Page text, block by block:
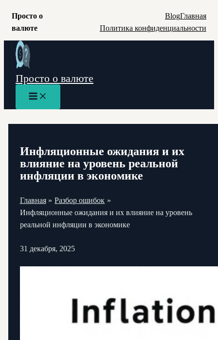
Просто о
валюте
BlogГлавная
Политика конфиденциальности
Перейти
содержимому
Просто о валюте
Main
Menu
Инфляционные ожидания и их
влияние на уровень реальной
инфляции в экономике
Главная
Разбор ошибок
Инфляционные ожидания и их влияние на уровень
реальной инфляции в экономике
31 декабря, 2025